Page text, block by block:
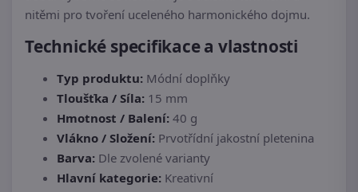
nitěmi pro tvoření uceleného harmonického dojmu.
Technické specifikace a vlastnosti
Typ produktu: Módní doplňky
Tloušťka / Síla: 15 mm
Hmotnost / Balení: 40 g
Vlákno / Složení: Prvotřídní jakostní pletenina
Barva: Dle zvolené varianty
Hlavní kategorie: Kreativní